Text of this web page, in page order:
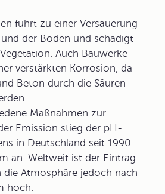
führt zu einer Versauerung
der Böden und schädigt
Auch Bauwerke
verstärkten Korrosion, da
Beton durch die Säuren
Maßnahmen zur
Emission stieg der pH-
in Deutschland seit 1990
an. Weltweit ist der Eintrag
die Atmosphäre jedoch nach
hoch.